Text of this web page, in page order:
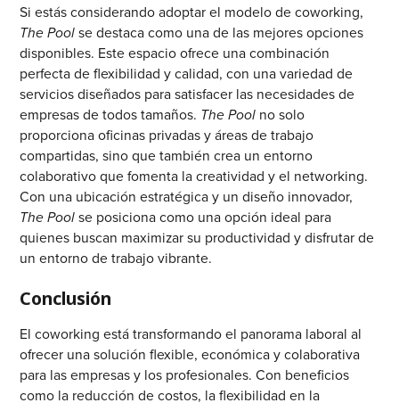
Si estás considerando adoptar el modelo de coworking,
The Poolse destaca como una de las mejores opciones
disponibles. Este espacio ofrece una combinación
perfecta de flexibilidad y calidad, con una variedad de
servicios diseñados para satisfacer las necesidades de
empresas de todos tamaños. The Pool no solo
proporciona oficinas privadas y áreas de trabajo
compartidas, sino que también crea un entorno
colaborativo que fomenta la creatividad y el networking.
Con una ubicación estratégica y un diseño innovador,
The Poolse posiciona como una opción ideal para
quienes buscan maximizar su productividad y disfrutar de
un entorno de trabajo vibrante.
Conclusión
El coworking está transformando el panorama laboral al
ofrecer una solución flexible, económica y colaborativa
para las empresas y los profesionales. Con beneficios
como la reducción de costos, la flexibilidad en la